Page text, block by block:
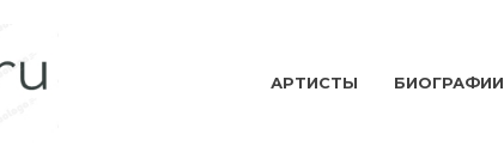
АРТИСТЫ БИОГРАФИИ